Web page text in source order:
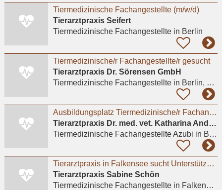
Tiermedizinische Fachangestellte (m/w/d)
Tierarztpraxis Seifert
Tiermedizinische Fachangestelltein Berlin
Tiermedizinische/r Fachangestellte/r gesucht
Tierarztpraxis Dr. Sörensen GmbH
Tiermedizinische Fachangestelltein Berlin, Lichterfelde
Ausbildungsplatz Tiermedizinische/r Fachangestellte/r gesucht?
Tierarztpraxis Dr. med. vet. Katharina Andreas
Tiermedizinische Fachangestellte Azubi in Berlin
Tierarztpraxis in Falkensee sucht Unterstützung
Tierarztpraxis Sabine Schön
Tiermedizinische Fachangestelltein Falkensee